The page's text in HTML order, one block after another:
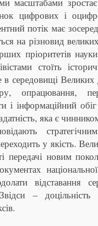
цифрових і
потік має
на різновид
пріоритетів
стоїть
в середовищі
опрацювання,
і інформаційний
яка є
у якість.
передачі новим
відставання
–